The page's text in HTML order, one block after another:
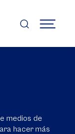
MENÚ
medios de
hacer más